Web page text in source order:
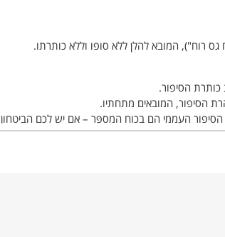
כותרת הסיפור.
הסיפור, המובאים מתחתיו.
הסיפור העממי הם בכוח המספֵּר – אם יש לכם
את הסיפור מהכתוב.הסיפור (ללא כותרת וסיום):
באמצע הלילה שליח אל ביתו של החוזה מלובלין כדי